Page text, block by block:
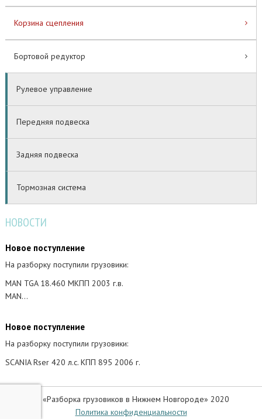
Корзина сцепления
Бортовой редуктор
Рулевое управление
Передняя подвеска
Задняя подвеска
Тормозная система
НОВОСТИ
Новое поступление
На разборку поступили грузовики:
MAN TGA 18.460 МКПП 2003 г.в.
MAN…
Новое поступление
На разборку поступили грузовики:
SCANIA Rser 420 л.с. КПП 895 2006 г.
© «Разборка грузовиков в Нижнем Новгороде» 2020
Политика конфиденциальности